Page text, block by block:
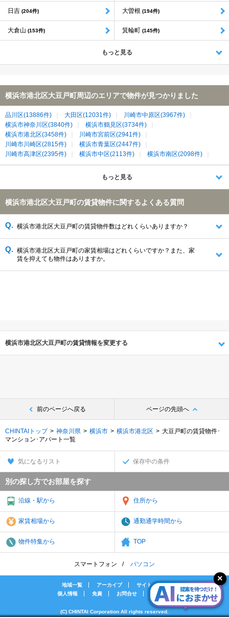
日吉 (204件) 大曽根 (194件)
大倉山 (153件) 箕輪町 (145件)
もっと見る
横浜市港北区大豆戸町周辺のエリアで物件が見つかりました
品川区(13886件) 大田区(12031件)
川崎市中原区(3967件)
横浜市神奈川区(3840件)
横浜市鶴見区(3734件)
横浜市港北区(3458件)
川崎市宮前区(2941件)
川崎市川崎区(2815件)
横浜市青葉区(2447件)
川崎市高津区(2395件)
横浜市中区(2113件)
横浜市南区(2098件)
川崎市幸区(1878件)
横浜市西区(1585件)
横浜市都筑区(1554件)
横浜市緑区(966件)
もっと見る
横浜市港北区大豆戸町の賃貸物件に関するよくある質問
横浜市港北区大豆戸町の賃貸物件数はどれくらいありますか？
横浜市港北区大豆戸町の家賃相場はどれくらいですか？また、家
賃を抑えても物件はありますか。
横浜市港北区大豆戸町の賃貸情報を変更する
前のページへ戻る ページの先頭へ
CHINTAIトップ 神奈川県 横浜市 横浜市港北区
大豆戸町の賃貸物件･
マンション･アパート一覧
気になるリスト 保存中の条件
別の探し方でお部屋を探す
沿線・駅から 住所から
家賃相場から 通勤通学時間から
物件特集から TOP
スマートフォン パソコン
地域一覧 アーカイブ
サイトマップ
個人情報
免責 お問合せ 会社案内
(C) CHINTAI Corporation All rights reserved.